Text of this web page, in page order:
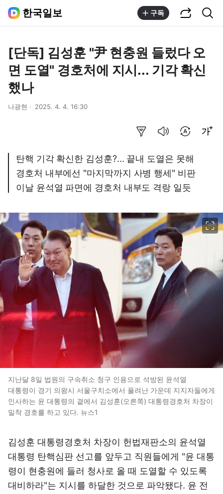
한국일보 구독
[단독] 김성훈 "尹 현충원 들렀다 오
면 도열" 경호처에 지시... 기각 확신
했나
나광현 2025. 4. 4. 16:30
탄핵 기각 확신한 김성훈?... 끝내 도열은 못해
경호처 내부에선 "마지막까지 사병 행세" 비판
이날 윤석열 파면에 경호처 내부도 격랑 일듯
지난달 8일 법원의 구속취소 청구 인용으로 석방된 윤석열
대통령이 경기 의왕시 서울구치소에서 풀려난 가운데 지지자들에게
인사하는 윤 대통령의 곁에서 김성훈(오른쪽) 대통령경호처 차장이
밀착 경호를 하고 있다. 뉴스1
김성훈 대통령경호처 차장이 헌법재판소의 윤석열
대통령 탄핵심판 선고를 앞두고 직원들에게 "윤 대통
령이 현충원에 들러 청사로 올 때 도열할 수 있도록
대비하라"는 지시를 하달한 것으로 파악됐다. 윤 전